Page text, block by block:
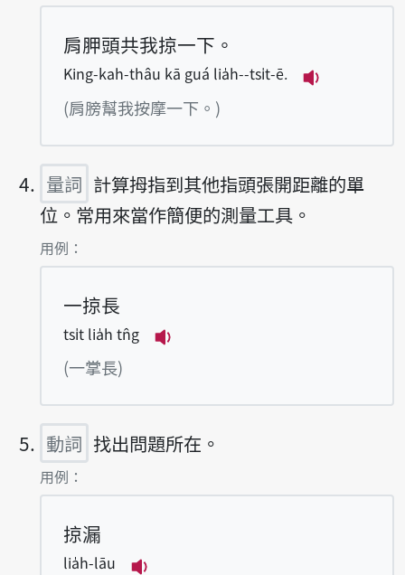
肩胛頭共我掠一下。
King-kah-thâu kā guá lia̍h--tsi̍t-ē.
(肩膀幫我按摩一下。)
量詞 計算拇指到其他指頭張開距離的單
位。常用來當作簡便的測量工具。
第4項釋義的
用例：
一掠長
tsi̍t lia̍h tn̂g
(一掌長)
動詞 找出問題所在。
第5項釋義的
用例：
掠漏
lia̍h-lāu